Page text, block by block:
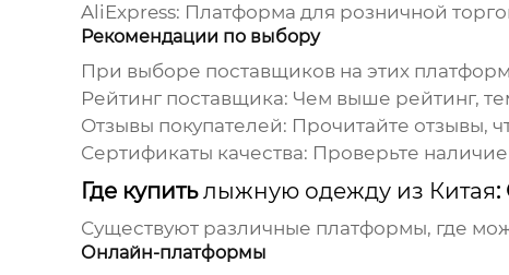
AliExpress: Платформа для розничной
Рекомендации по выбору
При выборе поставщиков на этих
Рейтинг поставщика: Чем выше рейтинг,
Отзывы покупателей: Прочитайте отзывы,
Сертификаты качества: Проверьте
Где купитьлыжную одежду из Китая:
Существуют различные платформы, где
Онлайн-платформы